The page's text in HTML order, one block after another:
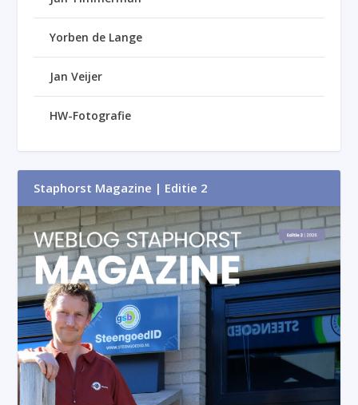
Yorben de Lange
Jan Veijer
HW-Fotografie
Staphorst Magazine | Editie 2